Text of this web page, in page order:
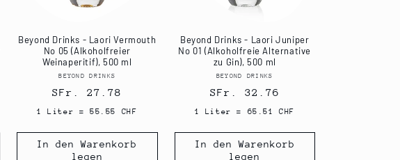
Beyond Drinks - Laori Vermouth
No 05 (Alkoholfreier
Weinaperitif), 500 ml
Anbieter:
BEYOND DRINKS
Normaler
Preis
SFr. 27.78
1 Liter = 55.55 CHF
In den Warenkorb
legen
Beyond Drinks - Laori Juniper
No 01 (Alkoholfreie Alternative
zu Gin), 500 ml
Anbieter:
BEYOND DRINKS
Normaler
Preis
SFr. 32.76
1 Liter = 65.51 CHF
In den Warenkorb
legen